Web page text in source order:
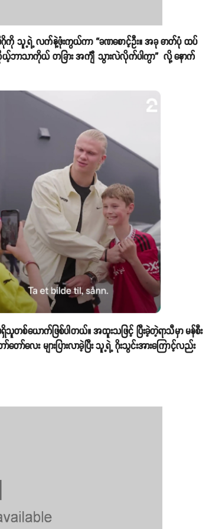
ရဲ့ လက်နဲ့ဖုံးကွယ်ကာ “ခဏစောင့်ဦး။ အခု ဓာတ်ပုံ ထပ်
ဘာသာကိုယ် တခြား အင်္ကျီ သွားလဲလိုက်ပါကွာ” လို့ နောက်
သူတစ်ယောက်ဖြစ်ပါတယ်။ အထူးသဖြင့် ပြီးခဲ့တဲ့ရာသီမှာ မန်စီး
ေး များပြားလာခဲ့ပြီး သူ့ရဲ့ ဂိုးသွင်းအားကြောင့်လည်း